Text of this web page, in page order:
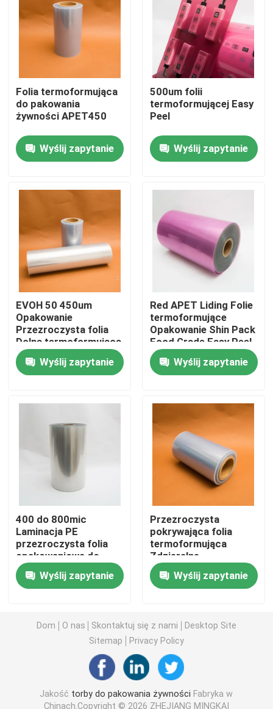
Dom
Produkty
O nas
Kontrola jakości
Skontaktuj się z nami
Aktualności
Wszystkie przypadki
Torby do pakowania kawy
Torba do pakowania karmy dla zwierząt domowych
Pokrowiec na stojąco
Folia do pakowania żywności
Opakowania na żywność nadające się do recyklingu
Folia termoformująca
Drukowana folia pokrywająca
Folia do pakowania z tworzyw sztucznych
Folia termoformująca
do pakowania
żywności APET450
Wyślij zapytanie
500um folii
termoformującej Easy
Peel
Wyślij zapytanie
EVOH 50 450um
Opakowanie
Przezroczysta folia
Dolna termoformująca
folia z tworzywa
sztucznego
Wyślij zapytanie
Red APET Liding Folie
termoformujące
Opakowanie Shin Pack
Food Grade Easy Peel
Wyślij zapytanie
400 do 800mic
Laminacja PE
przezroczysta folia
opakowaniowa do
opakowania skórnego
Wyślij zapytanie
Przezroczysta
pokrywająca folia
termoformująca
Zdzieralne
opakowanie do
żywności APET PE do
chleba
Wyślij zapytanie
Dom O nas Skontaktuj się z nami
Desktop Site
Sitemap
Privacy Policy
Jakość torby do pakowania żywności Fabryka w
Chinach.Copyright © 2026 ZHEJIANG MINGKAI